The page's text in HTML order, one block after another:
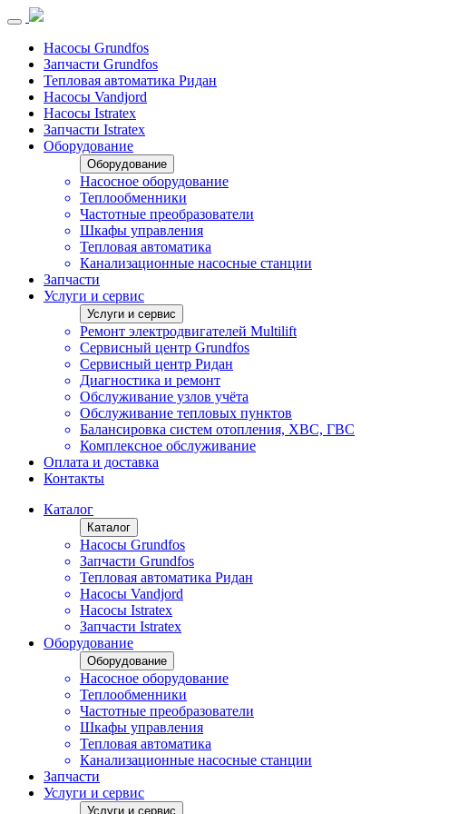
Насосы Grundfos
Запчасти Grundfos
Тепловая автоматика Ридан
Насосы Vandjord
Насосы Istratex
Запчасти Istratex
Оборудование
Оборудование
Насосное оборудование
Теплообменники
Частотные преобразователи
Шкафы управления
Тепловая автоматика
Канализационные насосные станции
Запчасти
Услуги и сервис
Услуги и сервис
Ремонт электродвигателей Multilift
Сервисный центр Grundfos
Сервисный центр Ридан
Диагностика и ремонт
Обслуживание узлов учёта
Обслуживание тепловых пунктов
Балансировка систем отопления, ХВС, ГВС
Комплексное обслуживание
Оплата и доставка
Контакты
Каталог
Каталог
Насосы Grundfos
Запчасти Grundfos
Тепловая автоматика Ридан
Насосы Vandjord
Насосы Istratex
Запчасти Istratex
Оборудование
Оборудование
Насосное оборудование
Теплообменники
Частотные преобразователи
Шкафы управления
Тепловая автоматика
Канализационные насосные станции
Запчасти
Услуги и сервис
Услуги и сервис